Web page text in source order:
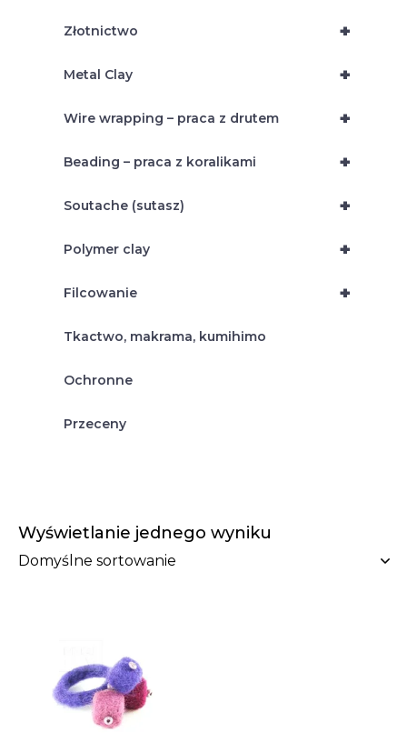
Wyświetlanie jednego wyniku
+
Złotnictwo
+
Metal Clay
+
Wire wrapping – praca z drutem
+
Beading – praca z koralikami
+
Soutache (sutasz)
+
Polymer clay
+
Filcowanie
Tkactwo, makrama, kumihimo
Ochronne
Przeceny